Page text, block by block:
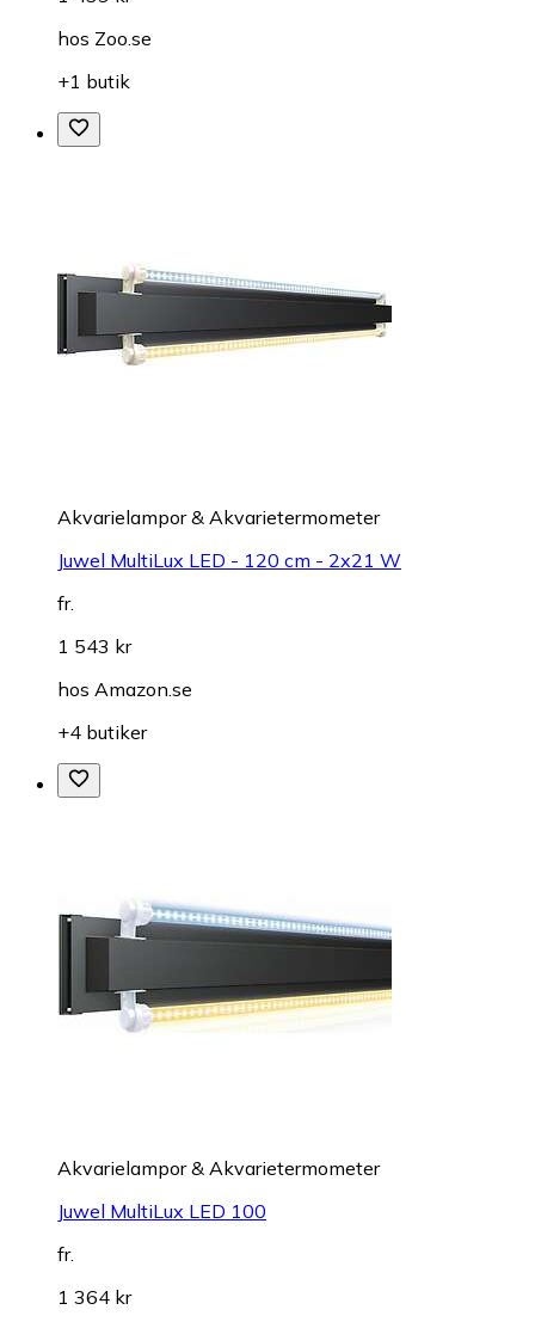
hos Zoo.se
+1 butik
Akvarielampor & Akvarietermometer
Juwel MultiLux LED - 120 cm - 2x21 W
fr.
1 543 kr
hos Amazon.se
+4 butiker
Akvarielampor & Akvarietermometer
Juwel MultiLux LED 100
fr.
1 364 kr